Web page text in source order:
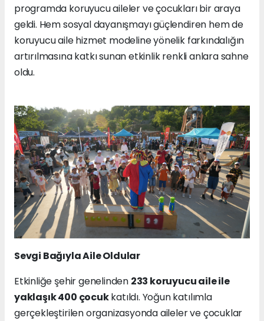
programda koruyucu aileler ve çocukları bir araya
geldi. Hem sosyal dayanışmayı güçlendiren hem de
koruyucu aile hizmet modeline yönelik farkındalığın
artırılmasına katkı sunan etkinlik renkli anlara sahne
oldu.
Sevgi Bağıyla Aile Oldular
Etkinliğe şehir genelinden 233 koruyucu aile ile
yaklaşık 400 çocukkatıldı. Yoğun katılımla
gerçekleştirilen organizasyonda aileler ve çocuklar